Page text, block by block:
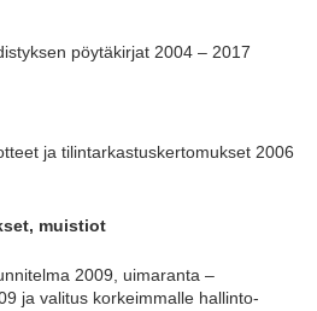
pöytäkirjat 2004 – 2017
ja tilintarkastuskertomukset 2006
muistiot
2009, uimaranta –
ja valitus korkeimmalle hallinto-